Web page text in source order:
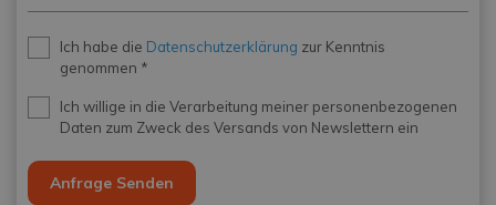
Privacy*
Ich habe die Datenschutzerklärung zur Kenntnis
genommen *
Newsletter
Ich willige in die Verarbeitung meiner personenbezogenen
Daten zum Zweck des Versands von Newslettern ein
Anfrage Senden